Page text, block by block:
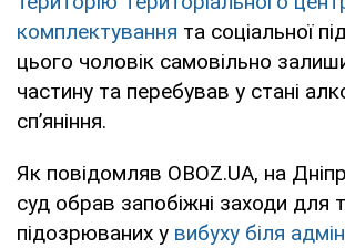
комплектування та соціальної
цього чоловік самовільно
частину та перебував у стані
сп’яніння.
Як повідомляв OBOZ.UA, на
суд обрав запобіжні заходи для
підозрюваних у вибуху біля